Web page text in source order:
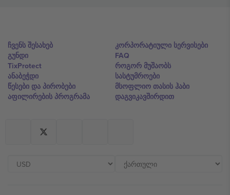
ჩვენს შესახებ
გუნდი
TixProtect
ანაბეჭდი
წესები და პირობები
აფილირების პროგრამა
კორპორატიული სერვისები
FAQ
როგორ მუშაობს
სასტუმროები
მსოფლიო თასის ჰაბი
დაგვიკავშირდით